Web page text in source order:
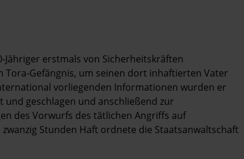
Jähriger erstmals von Sicherheitskräften
Gefängnis, um seinen dort inhaftierten Vater
vorliegenden Informationen wurden er
geschlagen und anschließend zur
des Vorwurfs des tätlichen Angriffs auf
Stunden Haft ordnete die Staatsanwaltschaft